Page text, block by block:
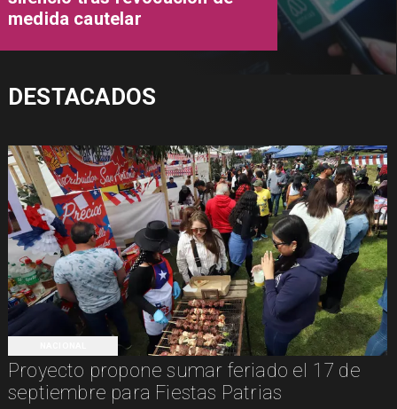
Proyecto propone sumar feriado el 17 de
septiembre para Fiestas Patrias
medida cautelar
DESTACADOS